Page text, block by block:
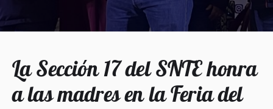
La Sección 17 del SNTE honra
a las madres en la Feria del